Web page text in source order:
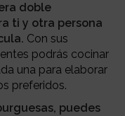
doble
ti y otra persona
Con sus
podrás cocinar
una para elaborar
preferidos.
puedes